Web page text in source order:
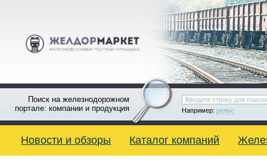
Поиск на железнодорожном
портале: компании и продукция
Например: рельс
Новости и обзоры Каталог компаний